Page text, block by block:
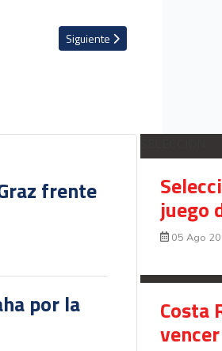
Artículo siguiente: Navas entre
Siguiente
frente
por la
juego
05 Ago
Costa